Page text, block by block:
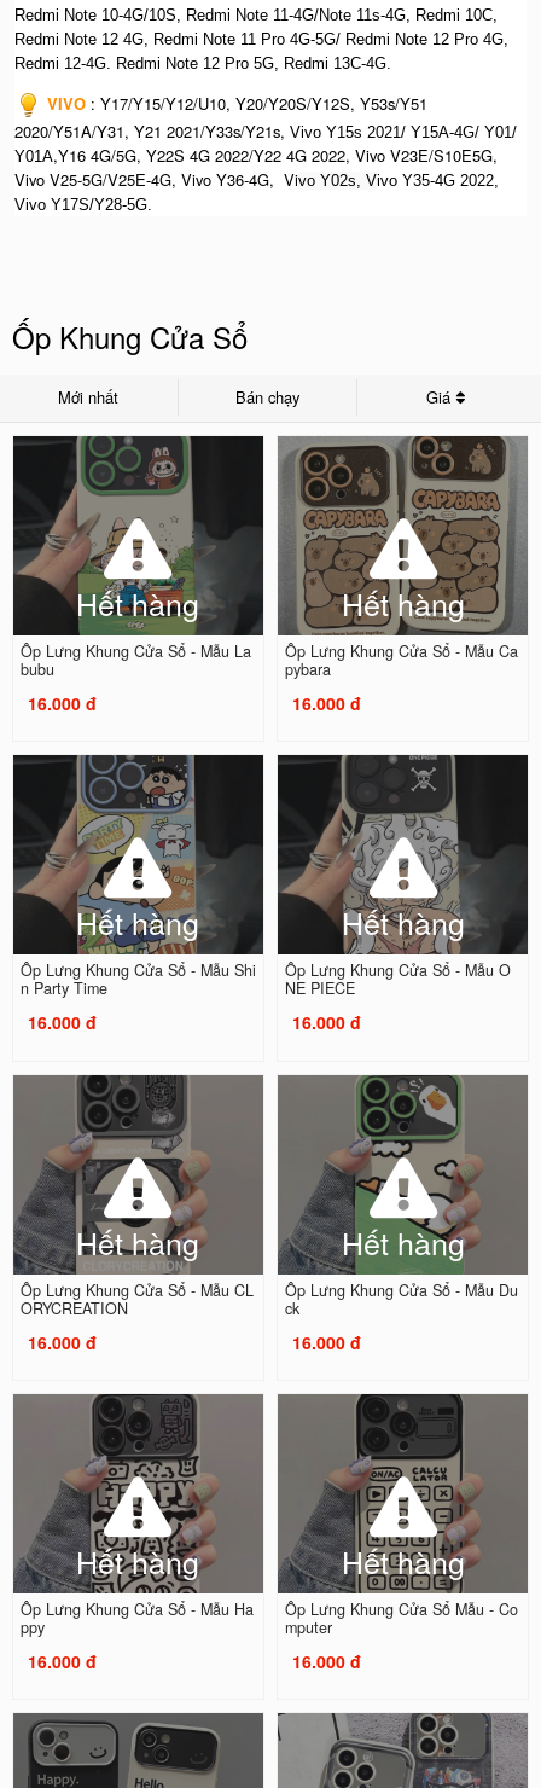
Redmi Note 10-4G/10S, Redmi Note 11-4G/Note 11s-4G, Redmi 10C,
Redmi Note 12 4G,
Redmi Note 11 Pro 4G-5G/ Redmi Note 12 Pro 4G,
Redmi 12-4G.
Redmi Note 12 Pro 5G, Redmi 13C-4G.
VIVO : Y17/Y15/Y12/U10, Y20/Y20S/Y12S, Y53s/Y51
2020/Y51A/Y31, Y21 2021/Y33s/Y21s, Vivo Y15s 2021/ Y15A-4G/ Y01/
Y01A,Y16 4G/5G, Y22S 4G 2022/Y22 4G 2022, Vivo V23E/S10E5G,
Vivo V25-5G/V25E-4G, Vivo Y36-4G, Vivo Y02s, Vivo Y35-4G 2022,
Vivo Y17S/Y28-5G.
Ốp Khung Cửa Sổ
Mới nhất Bán chạy Giá
Hết hàng
Ốp Lưng Khung Cửa Sổ - Mẫu La
bubu
16.000 đ
Hết hàng
Ốp Lưng Khung Cửa Sổ - Mẫu Ca
pybara
16.000 đ
Hết hàng
Ốp Lưng Khung Cửa Sổ - Mẫu Shi
n Party Time
16.000 đ
Hết hàng
Ốp Lưng Khung Cửa Sổ - Mẫu O
NE PIECE
16.000 đ
Hết hàng
Ốp Lưng Khung Cửa Sổ - Mẫu CL
ORYCREATION
16.000 đ
Hết hàng
Ốp Lưng Khung Cửa Sổ - Mẫu Du
ck
16.000 đ
Hết hàng
Ốp Lưng Khung Cửa Sổ - Mẫu Ha
ppy
16.000 đ
Hết hàng
Ốp Lưng Khung Cửa Sổ Mẫu - Co
mputer
16.000 đ